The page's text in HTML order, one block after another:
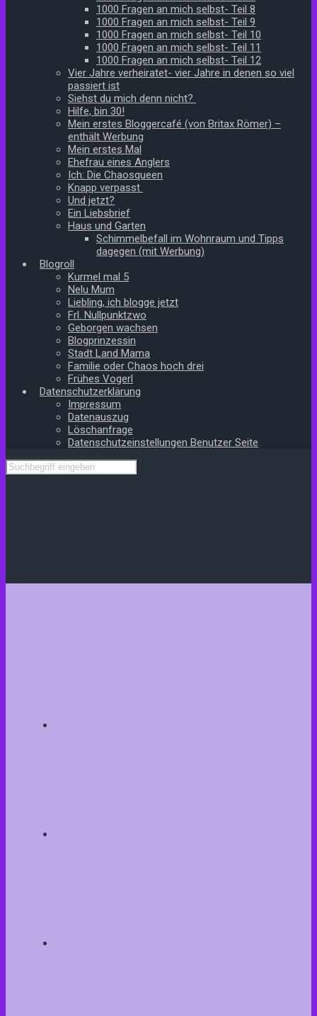
1000 Fragen an mich selbst- Teil 8
1000 Fragen an mich selbst- Teil 9
1000 Fragen an mich selbst- Teil 10
1000 Fragen an mich selbst- Teil 11
1000 Fragen an mich selbst- Teil 12
Vier Jahre verheiratet- vier Jahre in denen so viel
passiert ist
Siehst du mich denn nicht?
Hilfe, bin 30!
Mein erstes Bloggercafé (von Britax Römer) –
enthält Werbung
Mein erstes Mal
Ehefrau eines Anglers
Ich: Die Chaosqueen
Knapp verpasst
Und jetzt?
Ein Liebsbrief
Haus und Garten
Schimmelbefall im Wohnraum und Tipps
dagegen (mit Werbung)
Blogroll
Kurmel mal 5
Nelu Mum
Liebling, ich blogge jetzt
Frl. Nullpunktzwo
Geborgen wachsen
Blogprinzessin
Stadt Land Mama
Familie oder Chaos hoch drei
Frühes Vogerl
Datenschutzerklärung
Impressum
Datenauszug
Löschanfrage
Datenschutzeinstellungen Benutzer Seite